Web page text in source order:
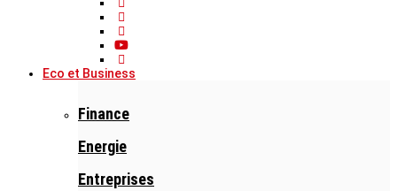
Eco et Business
Finance
Energie
Entreprises